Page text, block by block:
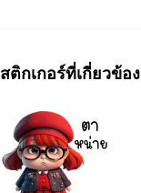
สติกเกอร์ที่เกี่ยวข้อง